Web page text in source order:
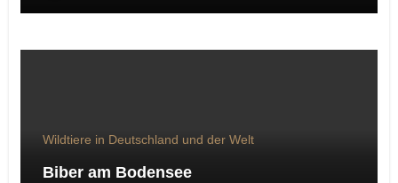
Wildtiere in Deutschland und der Welt
Biber am Bodensee